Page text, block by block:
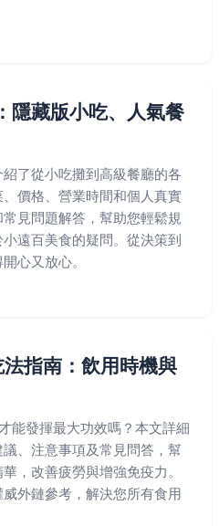
隱藏版小吃、人氣餐
了從小吃攤到高級餐廳的各
價格、營業時間和個人真實
見問題解答，幫助您輕鬆規
遠百美食的疑問。從決策到
心又放心。
指南：飲用時機與
能發揮最大功效嗎？本文詳細
、注意事項及常見問答，幫
，改善疲勞與增強免疫力。
外鏈參考，解決您所有食用